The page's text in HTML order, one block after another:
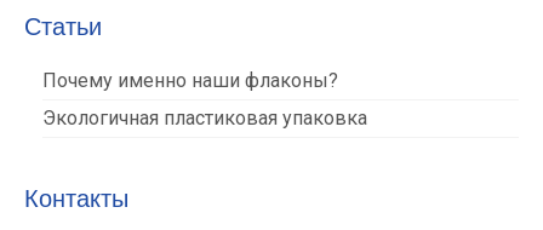
Статьи
Почему именно наши флаконы?
Экологичная пластиковая упаковка
Контакты